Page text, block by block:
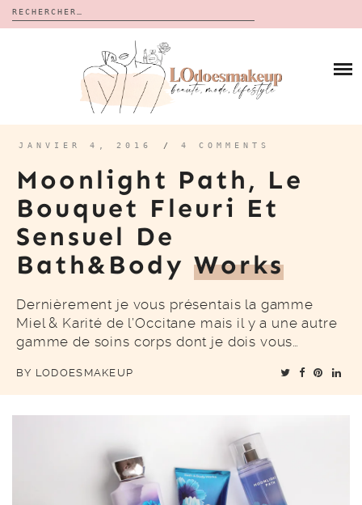
Rechercher :
CALENDRIERS DE L’AVENT
BON PLAN
À PROPOS
CONTACT
JANVIER 4, 2016 / 4 COMMENTS
Moonlight Path, Le
Bouquet Fleuri Et
Sensuel De
Bath&Body Works
Dernièrement je vous présentais la gamme
Miel & Karité de l’Occitane mais il y a une autre
gamme de soins corps dont je dois vous…
BY LODOESMAKEUP